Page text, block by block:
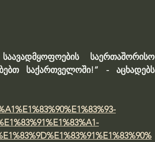
საერთაშორისო
საქართველოში!“ - აცხადებს